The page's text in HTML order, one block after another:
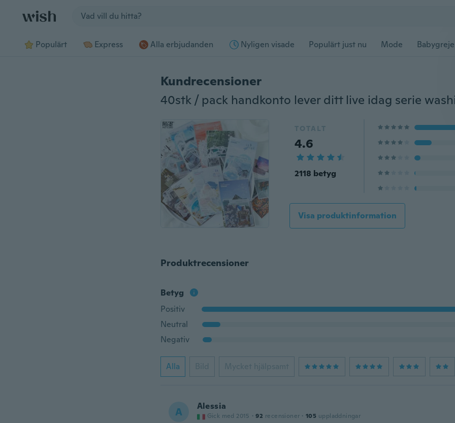
Populärt Express Alla erbjudanden Nyligen visade Populärt just nu Mode
Kundrecensioner
TOTALT
4.6
2118 betyg
Visa produktinformation
Produktrecensioner
Betyg
Positiv
Neutral
Negativ
Alla Bild Mycket hjälpsamt
A Alessia
Gick med 2015 · 92 recensioner · 105 uppladdningar